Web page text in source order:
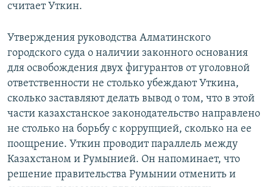
считает Уткин.
Утверждения руководства Алматинского
городского суда о наличии законного основания
для освобождения двух фигурантов от уголовной
ответственности не столько убеждают Уткина,
сколько заставляют делать вывод о том, что в этой
части казахстанское законодательство направлено
не столько на борьбу с коррупцией, сколько на ее
поощрение. Уткин проводит параллель между
Казахстаном и Румынией. Он напоминает, что
решение правительства Румынии отменить и